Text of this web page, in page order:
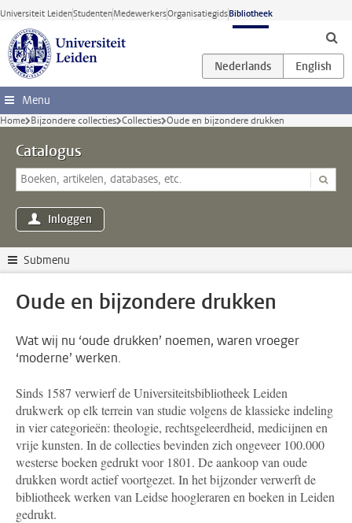
Ga direct naar de inhoud
Universiteit LeidenStudentenMedewerkersOrganisatiegidsBibliotheek
Menu
Home Bijzondere collecties Collecties Oude en bijzondere drukken
Catalogus
Inloggen
Submenu
Oude en bijzondere drukken
Wat wij nu ‘oude drukken’ noemen, waren vroeger
‘moderne’ werken.
Sinds 1587 verwierf de Universiteitsbibliotheek Leiden
drukwerk op elk terrein van studie volgens de klassieke indeling
in vier categorieën: theologie, rechtsgeleerdheid, medicijnen en
vrije kunsten. In de collecties bevinden zich ongeveer 100.000
westerse boeken gedrukt voor 1801. De aankoop van oude
drukken wordt actief voortgezet. In het bijzonder verwerft de
bibliotheek werken van Leidse hoogleraren en boeken in Leiden
gedrukt.